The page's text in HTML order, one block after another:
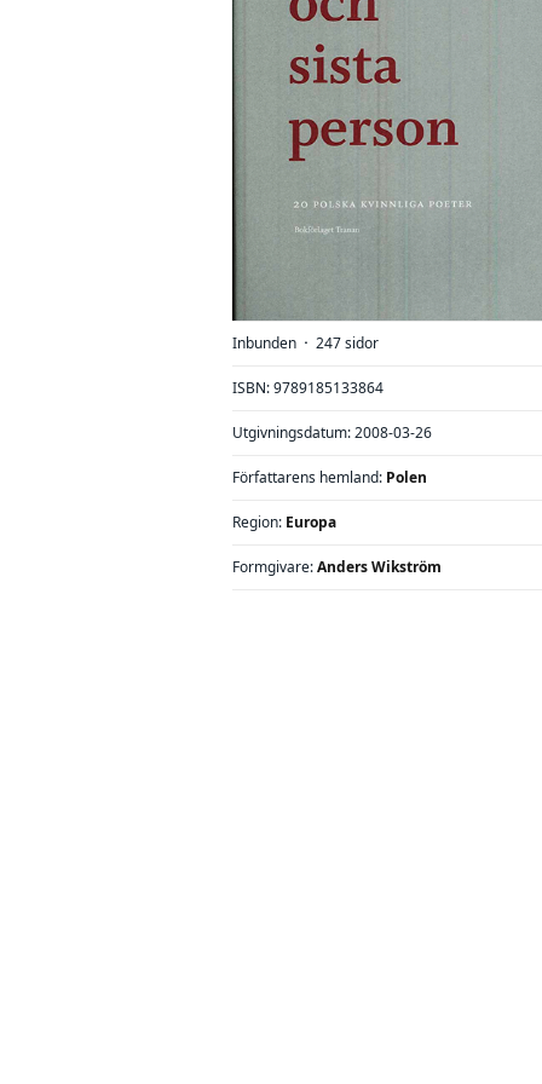
Inbunden ⋅ 247 sidor
ISBN: 9789185133864
Utgivningsdatum: 2008-03-26
Författarens hemland: Polen
Region: Europa
Formgivare:Anders Wikström